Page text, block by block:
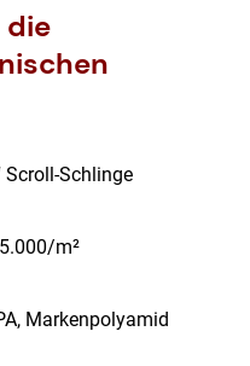
die
Schlinge
m²
Markenpolyamid